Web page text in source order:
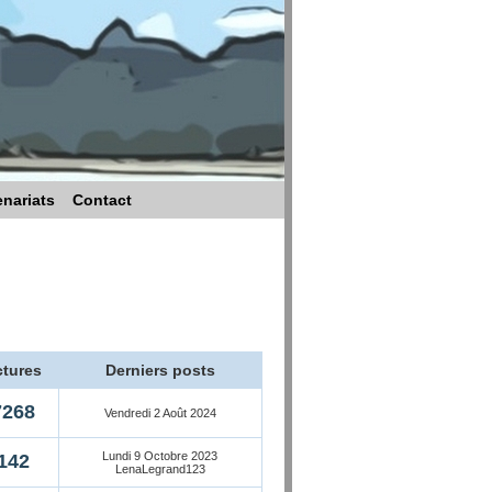
Contact
Derniers posts
Vendredi 2 Août 2024
Lundi 9 Octobre 2023
LenaLegrand123